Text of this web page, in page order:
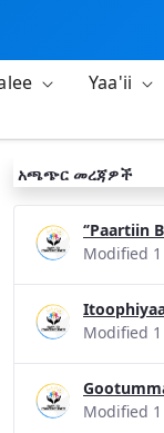
Yaa'ii
አጫጭር መረጃዎች
‘’Paartiin
Modified 1
Modified 1
Modified 1